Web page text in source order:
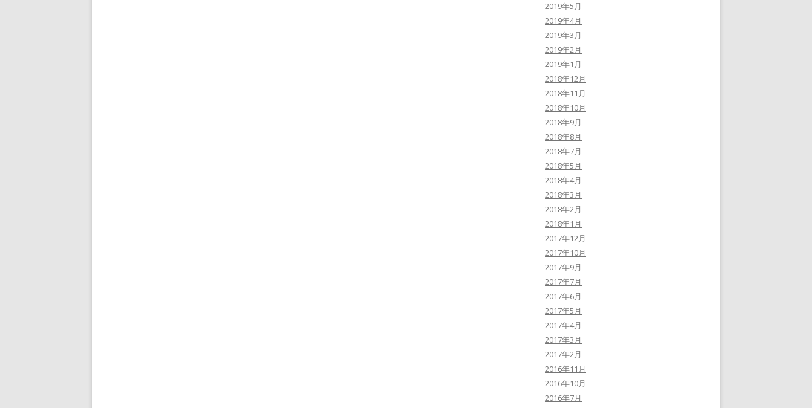
2019年5月
2019年4月
2019年3月
2019年2月
2019年1月
2018年12月
2018年11月
2018年10月
2018年9月
2018年8月
2018年7月
2018年5月
2018年4月
2018年3月
2018年2月
2018年1月
2017年12月
2017年10月
2017年9月
2017年7月
2017年6月
2017年5月
2017年4月
2017年3月
2017年2月
2016年11月
2016年10月
2016年7月